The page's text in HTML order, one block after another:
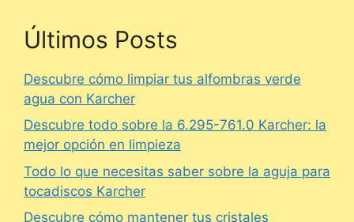
Últimos Posts
Descubre cómo limpiar tus alfombras verde
agua con Karcher
Descubre todo sobre la 6.295-761.0 Karcher: la
mejor opción en limpieza
Todo lo que necesitas saber sobre la aguja para
tocadiscos Karcher
Descubre cómo mantener tus cristales